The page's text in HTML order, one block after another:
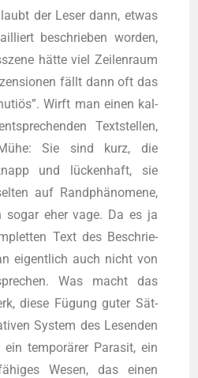
der Leser dann, etwas
beschrie­ben wor­den,
hät­te viel Zei­len­raum
fällt dann oft das
Wirft man einen kal­
Text­stel­len,
Sie sind kurz, die
und lücken­haft, sie
auf Rand­phä­no­me­ne,
sogar eher vage. Da es ja
Text des Beschrie­
eigent­lich auch nicht von
Was macht das
die­se Fügung guter Sät­
Sys­tem des Lesen­den
tem­po­rä­rer Para­sit, ein
Wesen, das einen